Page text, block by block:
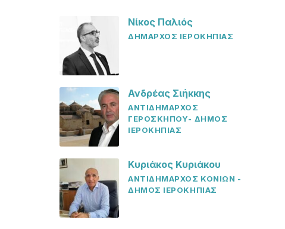
Νίκος Παλιός
ΔΗΜΑΡΧΟΣ ΙΕΡΟΚΗΠΙΑΣ
Ανδρέας Σιήκκης
ΑΝΤΙΔΗΜΑΡΧΟΣ
ΓΕΡΟΣΚΗΠΟΥ- ΔΗΜΟΣ
ΙΕΡΟΚΗΠΙΑΣ
Κυριάκος Κυριάκου
ΑΝΤΙΔΗΜΑΡΧΟΣ ΚΟΝΙΩΝ -
ΔΗΜΟΣ ΙΕΡΟΚΗΠΙΑΣ